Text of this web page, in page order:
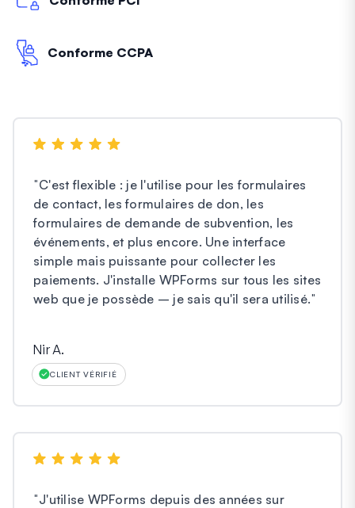
Conforme CCPA
"C'est flexible : je l'utilise pour les formulaires
de contact, les formulaires de don, les
formulaires de demande de subvention, les
événements, et plus encore. Une interface
simple mais puissante pour collecter les
paiements. J'installe WPForms sur tous les sites
web que je possède – je sais qu'il sera utilisé."
Nir A.
CLIENT VÉRIFIÉ
"J'utilise WPForms depuis des années sur